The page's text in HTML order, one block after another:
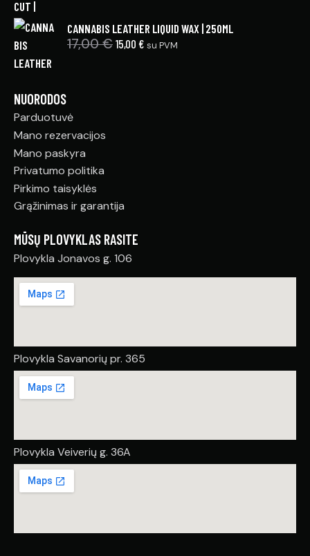
CANNABIS LEATHER LIQUID WAX | 250ML
17,00€ 15,00 € su PVM
NUORODOS
Parduotuvė
Mano rezervacijos
Mano paskyra
Privatumo politika
Pirkimo taisyklės
Grąžinimas ir garantija
MŪSŲ PLOVYKLAS RASITE
Plovykla Jonavos g. 106
Plovykla Savanorių pr. 365
Plovykla Veiverių g. 36A